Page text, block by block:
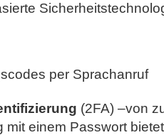
per Sprachanruf
(2FA) –von
einem Passwort